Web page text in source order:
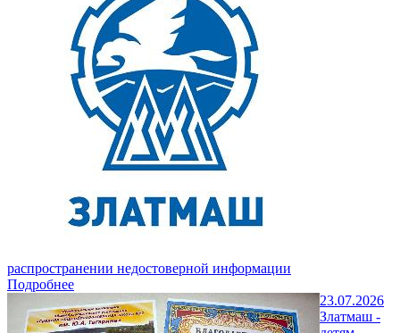
распространении недостоверной информации
Подробнее
23.07.2026
Златмаш -